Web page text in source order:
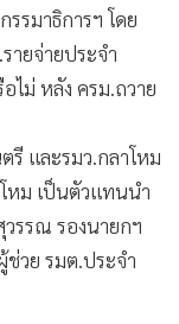
รมาธิการฯ โดย
ายจ่ายประจำ
ม่ หลัง ครม.ถวาย
รี และรมว.กลาโหม
หม เป็นตัวแทนนำ
รรณ รองนายกฯ
วย รมต.ประจำ